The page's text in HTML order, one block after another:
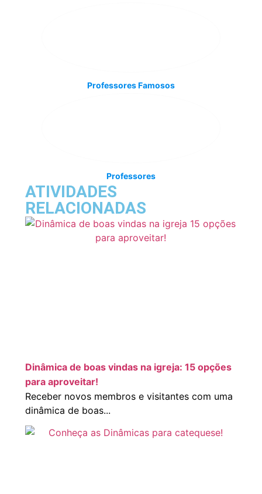
Professores Famosos
Professores
ATIVIDADES
RELACIONADAS
Dinâmica de boas vindas na igreja: 15 opções
para aproveitar!
Receber novos membros e visitantes com uma
dinâmica de boas...